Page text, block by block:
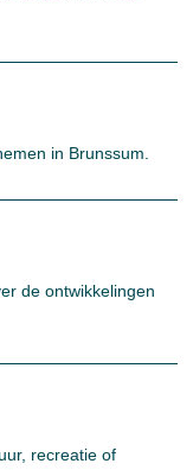
in Brunssum.
de ontwikkelingen
recreatie of